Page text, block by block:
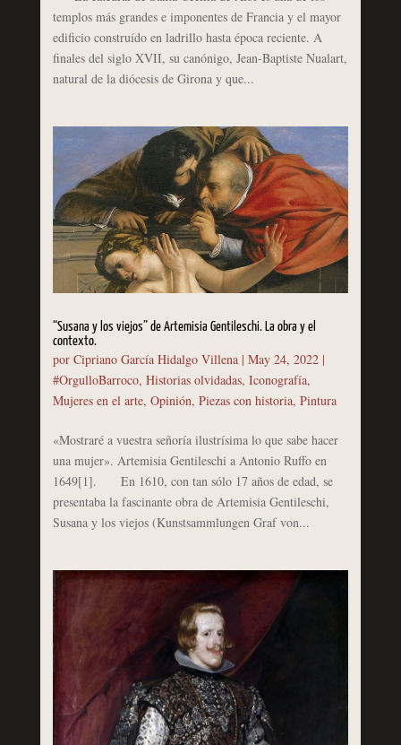
templos más grandes e imponentes de Francia y el mayor
edificio construído en ladrillo hasta época reciente. A
finales del siglo XVII, su canónigo, Jean-Baptiste Nualart,
natural de la diócesis de Girona y que...
“Susana y los viejos” de Artemisia Gentileschi. La obra y el
contexto.
por Cipriano García Hidalgo Villena| May 24, 2022|
#OrgulloBarroco, Historias olvidadas, Iconografía,
Mujeres en el arte, Opinión, Piezas con historia, Pintura
«Mostraré a vuestra señoría ilustrísima lo que sabe hacer
una mujer». Artemisia Gentileschi a Antonio Ruffo en
1649[1]. En 1610, con tan sólo 17 años de edad, se
presentaba la fascinante obra de Artemisia Gentileschi,
Susana y los viejos (Kunstsammlungen Graf von...